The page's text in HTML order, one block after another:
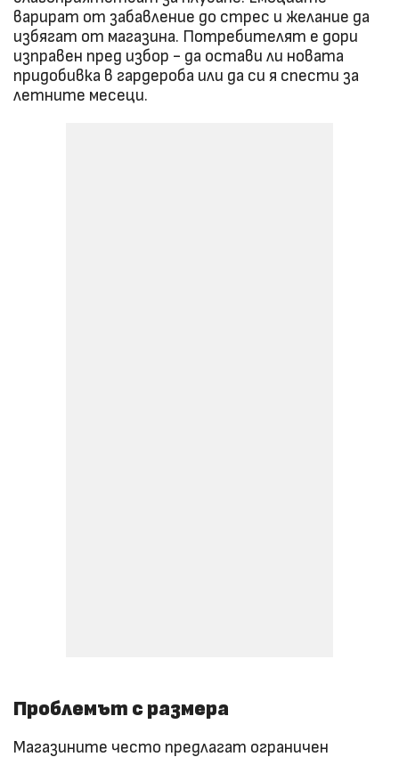
варират от забавление до стрес и желание да
избягат от магазина. Потребителят е дори
изправен пред избор - да остави ли новата
придобивка в гардероба или да си я спести за
летните месеци.
Проблемът с размера
Магазините често предлагат ограничен